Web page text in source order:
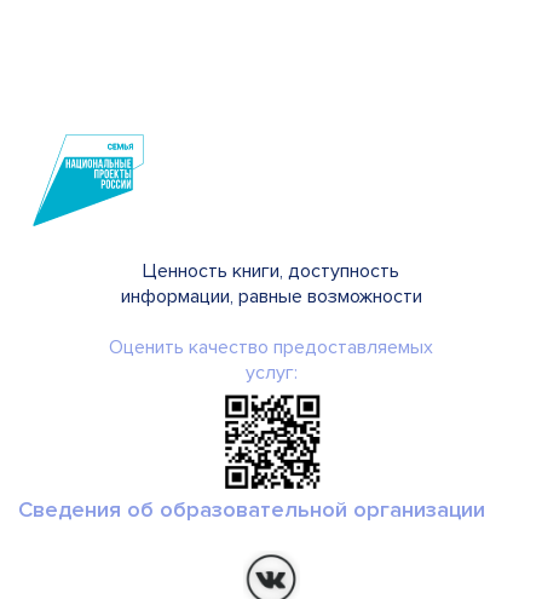
Ценность книги, доступность
информации, равные возможности
Оценить качество предоставляемых
услуг:
Сведения об образовательной организации